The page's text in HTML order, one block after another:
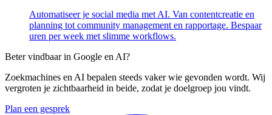
Automatiseer je social media met AI. Van contentcreatie en
planning tot community management en rapportage. Bespaar
uren per week met slimme workflows.
Beter vindbaar in Google en AI?
Zoekmachines en AI bepalen steeds vaker wie gevonden wordt. Wij
vergroten je zichtbaarheid in beide, zodat je doelgroep jou vindt.
Plan een gesprek